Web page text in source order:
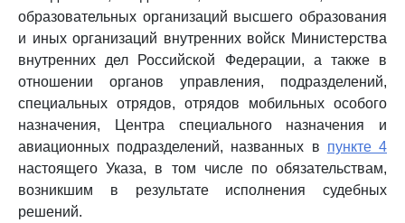
образовательных организаций высшего образования
и иных организаций внутренних войск Министерства
внутренних дел Российской Федерации, а также в
отношении органов управления, подразделений,
специальных отрядов, отрядов мобильных особого
назначения, Центра специального назначения и
авиационных подразделений, названных в пункте 4
настоящего Указа, в том числе по обязательствам,
возникшим в результате исполнения судебных
решений.